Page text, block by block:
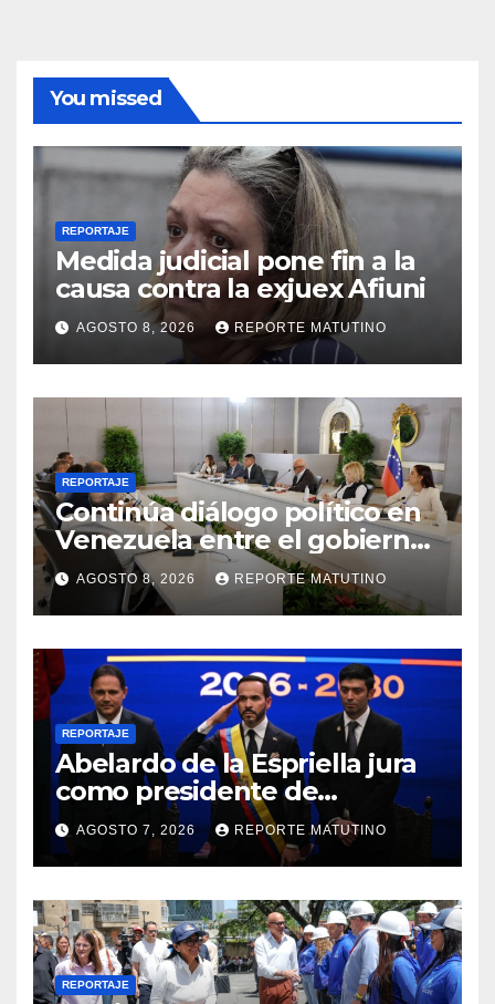
You missed
REPORTAJE
Medida judicial pone fin a la
causa contra la exjuex Afiuni
AGOSTO 8, 2026 REPORTE MATUTINO
REPORTAJE
Continúa diálogo político en
Venezuela entre el gobierno
y la oposición
AGOSTO 8, 2026 REPORTE MATUTINO
REPORTAJE
Abelardo de la Espriella jura
como presidente de
Colombia para el periodo
2026-2030
AGOSTO 7, 2026 REPORTE MATUTINO
REPORTAJE